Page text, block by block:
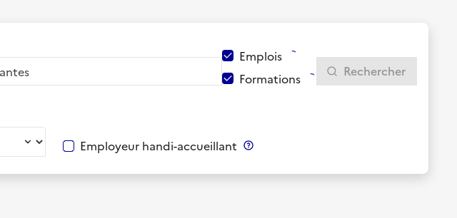
Emplois
Formations
Rechercher
Employeur handi-accueillant